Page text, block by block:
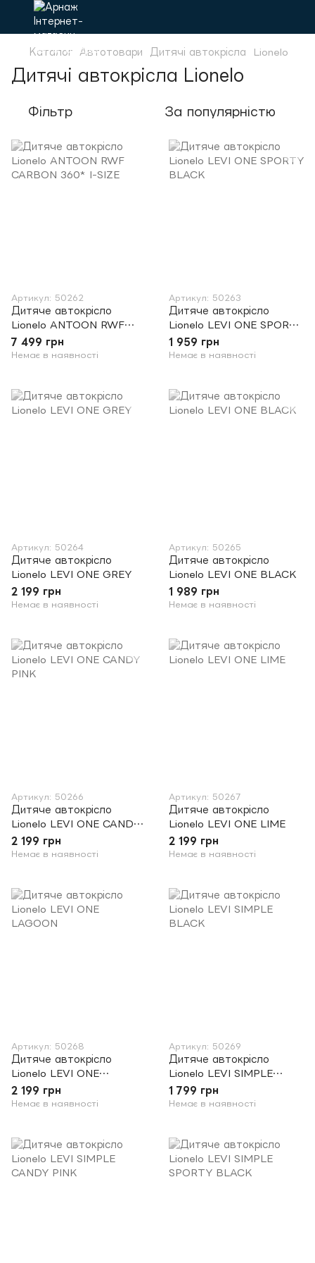
Каталог Автотовари Дитячі автокрісла Lionelo
Дитячі автокрісла Lionelo
Фільтр За популярністю
Артикул: 50262
Дитяче автокрісло
Lionelo ANTOON RWF
CARBON 360* I-SIZE
7 499 грн
Немає в наявності
Артикул: 50263
Дитяче автокрісло
Lionelo LEVI ONE SPORTY
BLACK
1 959 грн
Немає в наявності
Артикул: 50264
Дитяче автокрісло
Lionelo LEVI ONE GREY
2 199 грн
Немає в наявності
Артикул: 50265
Дитяче автокрісло
Lionelo LEVI ONE BLACK
1 989 грн
Немає в наявності
Артикул: 50266
Дитяче автокрісло
Lionelo LEVI ONE CANDY
PINK
2 199 грн
Немає в наявності
Артикул: 50267
Дитяче автокрісло
Lionelo LEVI ONE LIME
2 199 грн
Немає в наявності
Артикул: 50268
Дитяче автокрісло
Lionelo LEVI ONE
LAGOON
2 199 грн
Немає в наявності
Артикул: 50269
Дитяче автокрісло
Lionelo LEVI SIMPLE
BLACK
1 799 грн
Немає в наявності